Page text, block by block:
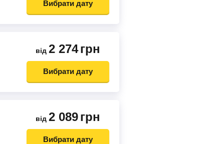
Вибрати дату
від 2 274грн
Вибрати дату
від 2 089грн
Вибрати дату